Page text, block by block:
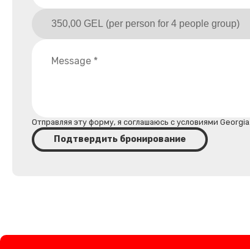
Отправляя эту форму, я соглашаюсь с условиями
Подтвердить бронирование